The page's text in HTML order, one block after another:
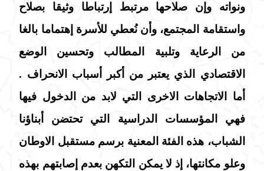
ونواته وإن صلاحها مرتبط إرتباطا وثيقا بصلاح
واستقامة المجتمع، وأن نُعطي للأسرة إهتماما بالغا
من الرعاية وتلبية المطالب وتحسين الوضع
الاقتصادي الذي يعتبر من أكبر أسباب الانحراف .
أما الاتجاهات الاخرى التي لابد من الدخول فيها
فهي المؤسسات الدراسية التي تحتضن أبناؤنا
الشباب، هذه الفئة المعنية برسم مستقبل الاوطان
وعلو مكانتها، إذ لا يمكن التكهن بعدم إصابتهم بهذه